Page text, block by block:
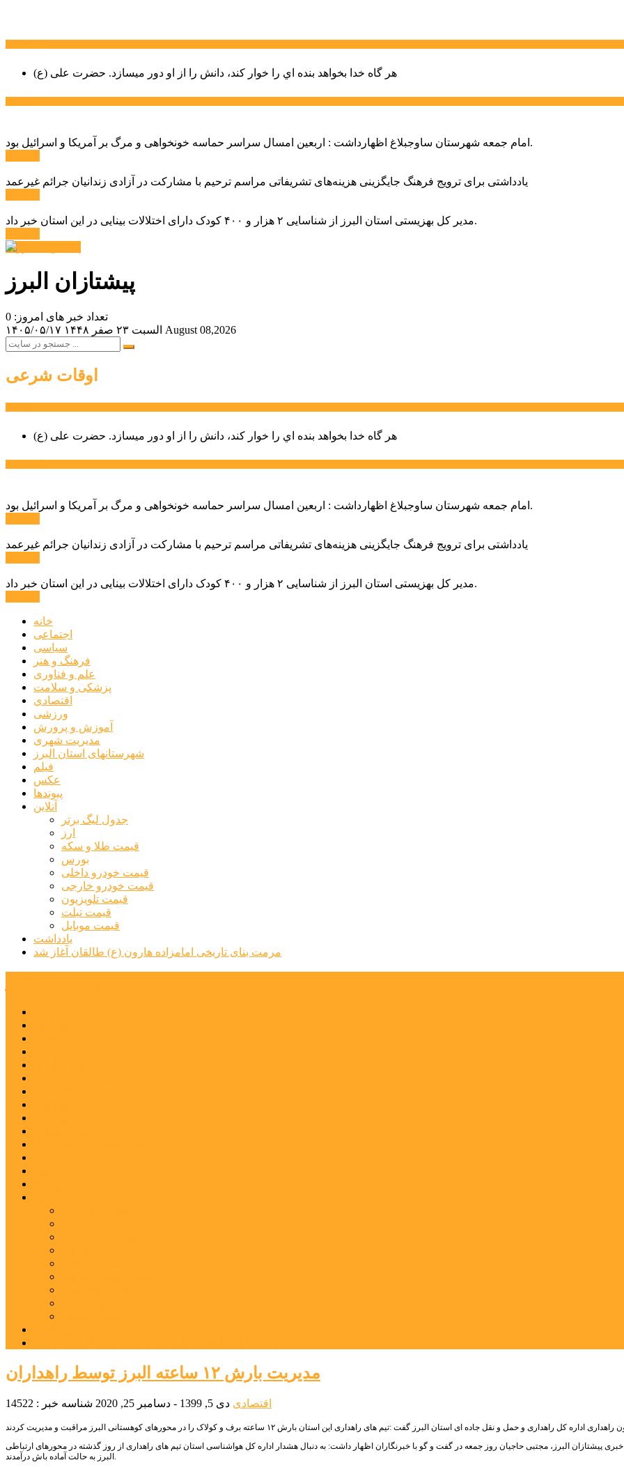
هر گاه خدا بخواهد بنده اي را خوار كند، دانش را از او دور میسازد. حضرت علی (ع)
امام جمعه شهرستان ساوجبلاغ اظهارداشت : اربعین امسال سراسر حماسه خونخواهی و مرگ بر آمریکا و اسرائیل بود.
یادداشتی برای ترویج فرهنگ جایگزینی هزینه‌های تشریفاتی مراسم ترحیم با مشارکت در آزادی زندانیان جرائم غیرعمد
مدیر کل بهزیستی استان البرز از شناسایی ۲ هزار و ۴۰۰ کودک دارای اختلالات بینایی در این استان خبر داد.
پیشتازان البرز
تعداد خبر های امروز: 0
۱۴۰۵/۰۵/۱۷
السبت ۲۳ صفر ۱۴۴۸ August 08,2026
اوقات شرعی
هر گاه خدا بخواهد بنده اي را خوار كند، دانش را از او دور میسازد. حضرت علی (ع)
امام جمعه شهرستان ساوجبلاغ اظهارداشت : اربعین امسال سراسر حماسه خونخواهی و مرگ بر آمریکا و اسرائیل بود.
یادداشتی برای ترویج فرهنگ جایگزینی هزینه‌های تشریفاتی مراسم ترحیم با مشارکت در آزادی زندانیان جرائم غیرعمد
مدیر کل بهزیستی استان البرز از شناسایی ۲ هزار و ۴۰۰ کودک دارای اختلالات بینایی در این استان خبر داد.
خانه
اجتماعی
سیاسی
فرهنگ و هنر
علم و فناوری
پزشکی و سلامت
اقتصادی
ورزشی
آموزش و پرورش
مدیریت شهری
شهرستانهای استان البرز
فیلم
عکس
پیوندها
آنلاین
جدول لیگ برتر
ارز
قیمت طلا و سکه
بورس
قیمت خودرو داخلی
قیمت خودرو خارجی
قیمت تلویزیون
قیمت تبلت
قیمت موبایل
یادداشت
مرمت بنای تاریخی امامزاده هارون (ع) طالقان آغاز شد
مدیریت بارش ۱۲ ساعته البرز توسط راهداران
اقتصادی دی 5, 1399 - دسامبر 25, 2020 شناسه خبر : 14522
خبری پیشتازان البرز، مجتبی حاجیان روز جمعه در گفت و گو با خبرنگاران اظهار داشت: به دنبال هشدار اداره کل هواشناسی استان تیم های راهداری از روز گذشته در محورهای ارتباطی
البرز به حالت آماده باش درآمدند.